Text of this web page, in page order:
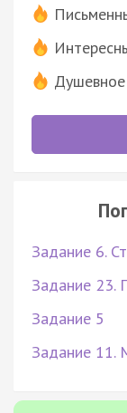
Задание 6.
Задание 23.
Задание 5
Задание 11.